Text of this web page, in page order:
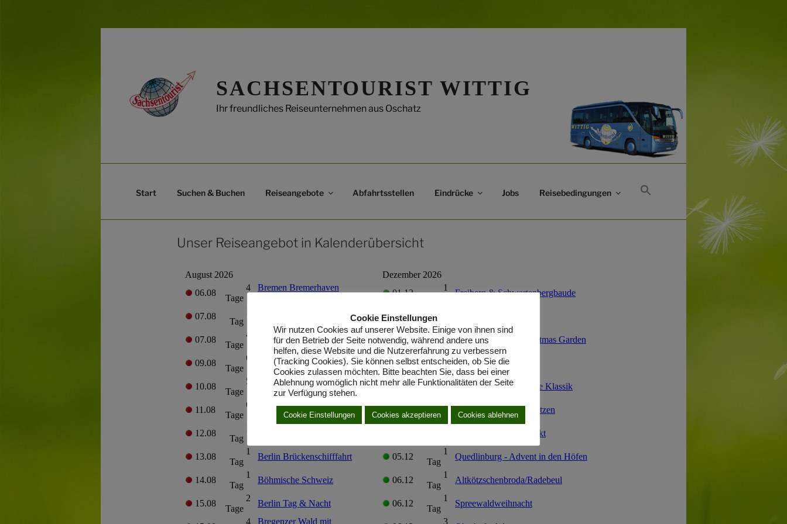
SACHSENTOURIST WITTIG
Ihr freundliches Reiseunternehmen aus Oschatz
Start Suchen & Buchen Reiseangebote Abfahrtsstellen Eindrücke Jobs Reisebedingungen
Unser Reiseangebot in Kalenderübersicht
Cookie Einstellungen
Wir nutzen Cookies auf unserer Website. Einige von ihnen sind
für den Betrieb der Seite notwendig, während andere uns
helfen, diese Website und die Nutzererfahrung zu verbessern
(Tracking Cookies). Sie können selbst entscheiden, ob Sie die
Cookies zulassen möchten. Bitte beachten Sie, dass bei einer
Ablehnung womöglich nicht mehr alle Funktionalitäten der Seite
zur Verfügung stehen.
Cookie Einstellungen Cookies akzeptieren Cookies ablehnen